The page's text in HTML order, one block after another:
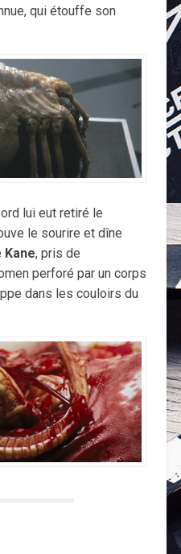
qui étouffe son
lui eut retiré le
le sourire et dîne
Kane, pris de
perforé par un corps
dans les couloirs du